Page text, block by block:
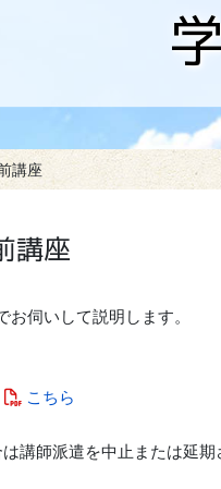
講座
講座
伺いして説明します。
こちら
講師派遣を中止または延期